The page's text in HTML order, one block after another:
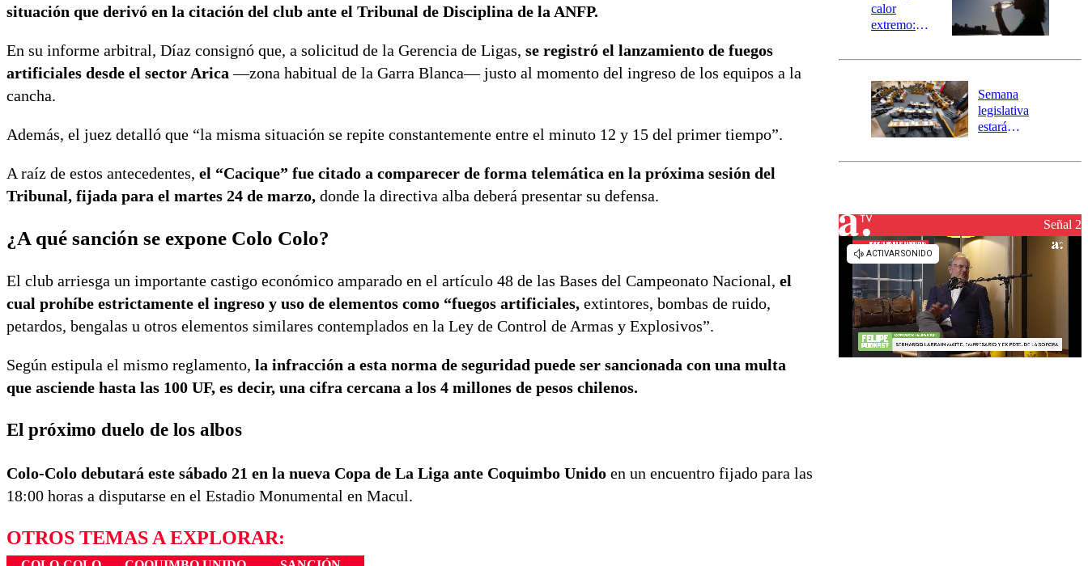
situación que derivó en la citación del club ante el Tribunal de Disciplina de la ANFP.
En su informe arbitral, Díaz consignó que, a solicitud de la Gerencia de Ligas, se registró el lanzamiento de fuegos
artificiales desde el sector Arica—zona habitual de la Garra Blanca— justo al momento del ingreso de los equipos a la
cancha.
Además, el juez detalló que “la misma situación se repite constantemente entre el minuto 12 y 15 del primer tiempo”.
A raíz de estos antecedentes, el “Cacique” fue citado a comparecer de forma telemática en la próxima sesión del
Tribunal, fijada para el martes 24 de marzo, donde la directiva alba deberá presentar su defensa.
¿A qué sanción se expone Colo Colo?
El club arriesga un importante castigo económico amparado en el artículo 48 de las Bases del Campeonato Nacional, el
cual prohíbe estrictamente el ingreso y uso de elementos como “fuegos artificiales, extintores, bombas de ruido,
petardos, bengalas u otros elementos similares contemplados en la Ley de Control de Armas y Explosivos”.
Según estipula el mismo reglamento, la infracción a esta norma de seguridad puede ser sancionada con una multa
que asciende hasta las 100 UF, es decir, una cifra cercana a los 4 millones de pesos chilenos.
El próximo duelo de los albos
Colo-Colo debutará este sábado 21 en la nueva Copa de La Liga ante Coquimbo Unido en un encuentro fijado para las
18:00 horas a disputarse en el Estadio Monumental en Macul.
OTROS TEMAS A EXPLORAR:
calor
extremo:
activa Alerta
Preventiva en
tres comunas
Semana
legislativa
estará
el fin de la
reconstrucciónSeñal 2